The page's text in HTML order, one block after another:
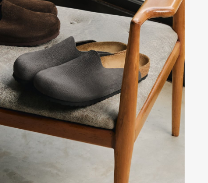
Art&Design Watch
Fashion
Cars Product
Culture
Lifestyle
Official Columnist